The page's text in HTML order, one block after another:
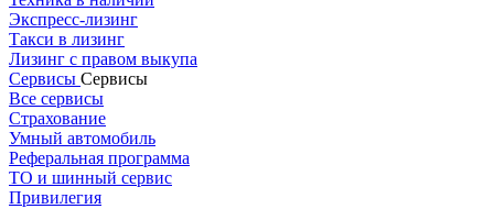
Экспресс-лизинг
Такси в лизинг
Лизинг с правом выкупа
Сервисы Сервисы
Все сервисы
Страхование
Умный автомобиль
Реферальная программа
ТО и шинный сервис
Привилегия